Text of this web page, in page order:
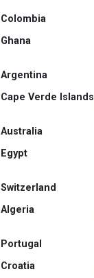
Colombia
Ghana
Argentina
Cape Verde Islands
Australia
Egypt
Switzerland
Algeria
Portugal
Croatia